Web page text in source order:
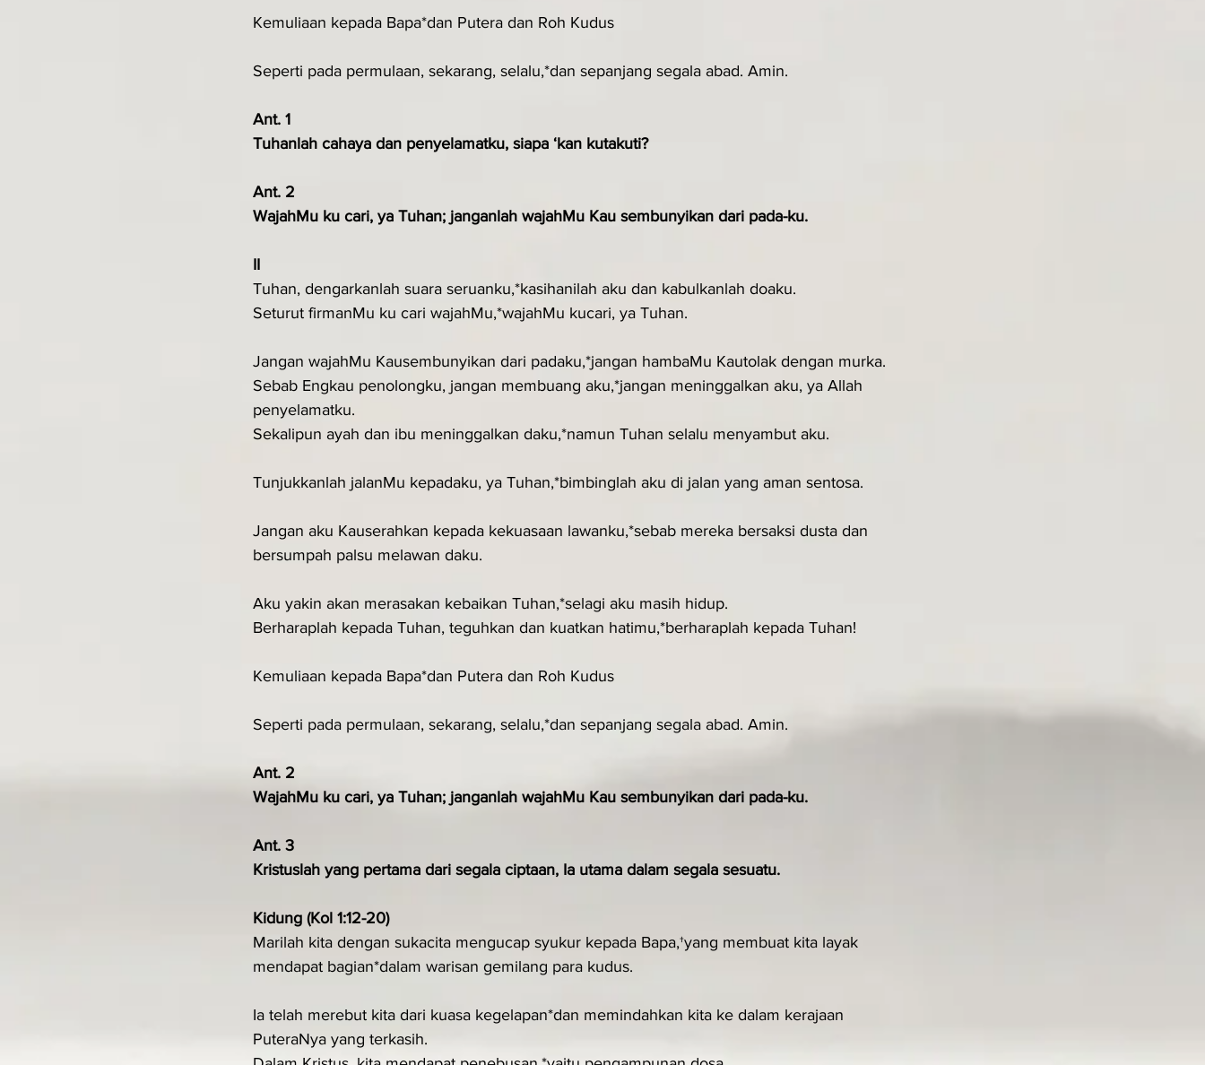
Kemuliaan kepada Bapa*dan Putera dan Roh Kudus
Seperti pada permulaan, sekarang, selalu,*dan sepanjang segala abad. Amin.
Ant. 1
Tuhanlah cahaya dan penyelamatku, siapa ‘kan kutakuti?
Ant. 2
WajahMu ku cari, ya Tuhan; janganlah wajahMu Kau sembunyikan dari pada-ku.
II
Tuhan, dengarkanlah suara seruanku,*kasihanilah aku dan kabulkanlah doaku.
Seturut firmanMu ku cari wajahMu,*wajahMu kucari, ya Tuhan.
Jangan wajahMu Kausembunyikan dari padaku,*jangan hambaMu Kautolak dengan murka.
Sebab Engkau penolongku, jangan membuang aku,*jangan meninggalkan aku, ya Allah
penyelamatku.
Sekalipun ayah dan ibu meninggalkan daku,*namun Tuhan selalu menyambut aku.
Tunjukkanlah jalanMu kepadaku, ya Tuhan,*bimbinglah aku di jalan yang aman sentosa.
Jangan aku Kauserahkan kepada kekuasaan lawanku,*sebab mereka bersaksi dusta dan
bersumpah palsu melawan daku.
Aku yakin akan merasakan kebaikan Tuhan,*selagi aku masih hidup.
Berharaplah kepada Tuhan, teguhkan dan kuatkan hatimu,*berharaplah kepada Tuhan!
Kemuliaan kepada Bapa*dan Putera dan Roh Kudus
Seperti pada permulaan, sekarang, selalu,*dan sepanjang segala abad. Amin.
Ant. 2
WajahMu ku cari, ya Tuhan; janganlah wajahMu Kau sembunyikan dari pada-ku.
Ant. 3
Kristuslah yang pertama dari segala ciptaan, Ia utama dalam segala sesuatu.
Kidung (Kol 1:12-20)
Marilah kita dengan sukacita mengucap syukur kepada Bapa,†yang membuat kita layak
mendapat bagian*dalam warisan gemilang para kudus.
Ia telah merebut kita dari kuasa kegelapan*dan memindahkan kita ke dalam kerajaan
PuteraNya yang terkasih.